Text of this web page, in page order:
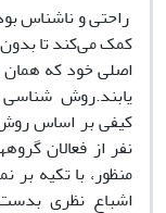
راحتی و ناشناس
کمک می‌کند تا
اصلی خود که همان
یابند.روش
نفر از فعالان
منظور، با تکیه
اشباع نظری